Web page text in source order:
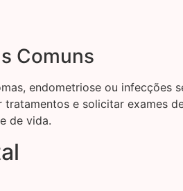
Comuns
endometriose ou infecções
e solicitar exames
de vida.